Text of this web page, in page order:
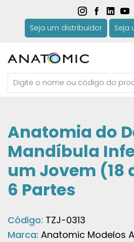
Seja um distribuidor Seja
Anatomia do
Mandíbula
um Jovem (18
6 Partes
Código: TZJ-0313
Marca: Anatomic Modelos